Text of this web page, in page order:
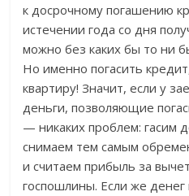
к досрочному погашению
истечении года со дня
можно без каких бы то ни
Но именно погасить
квартиру! Значит, если у
деньги, позволяющие
— никаких проблем: гасим
снимаем тем самым
и считаем прибыль за
госпошлины. Если же